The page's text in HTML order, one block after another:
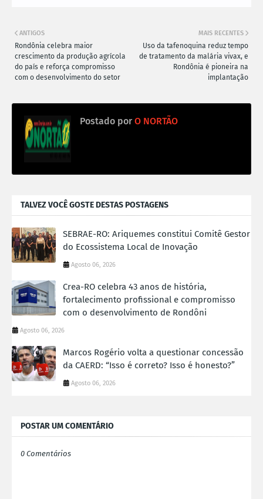
MAIS RECENTES
Uso da tafenoquina reduz tempo
de tratamento da malária vivax, e
Rondônia é pioneira na
implantação
ANTIGOS
Rondônia celebra maior
crescimento da produção agrícola
do país e reforça compromisso
com o desenvolvimento do setor
Postado por O NORTÃO
TALVEZ VOCÊ GOSTE DESTAS POSTAGENS
SEBRAE-RO: Ariquemes constitui Comitê Gestor
do Ecossistema Local de Inovação
Agosto 06, 2026
Crea-RO celebra 43 anos de história,
fortalecimento profissional e compromisso
com o desenvolvimento de Rondôni
Agosto 06, 2026
Marcos Rogério volta a questionar concessão
da CAERD: “Isso é correto? Isso é honesto?”
Agosto 06, 2026
POSTAR UM COMENTÁRIO
0 Comentários